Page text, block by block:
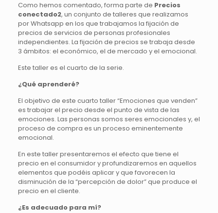
Como hemos comentado, forma parte de Precios
conectado2, un conjunto de talleres que realizamos
por Whatsapp en los que trabajamos la fijación de
precios de servicios de personas profesionales
independientes. La fijación de precios se trabaja desde
3 ámbitos: el económico, el de mercado y el emocional.
Este taller es el cuarto de la serie.
¿Qué aprenderé?
El objetivo de este cuarto taller “Emociones que venden”
es trabajar el precio desde el punto de vista de las
emociones. Las personas somos seres emocionales y, el
proceso de compra es un proceso eminentemente
emocional.
En este taller presentaremos el efecto que tiene el
precio en el consumidor y profundizaremos en aquellos
elementos que podéis aplicar y que favorecen la
disminución de la “percepción de dolor” que produce el
precio en el cliente.
¿Es adecuado para mí?